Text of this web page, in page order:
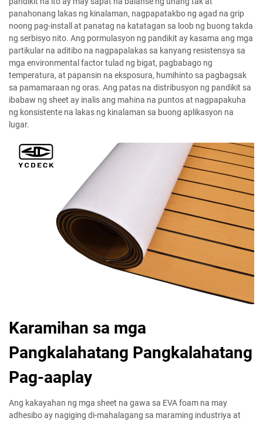
panahonang lakas ng kinalaman, nagpapatakbo ng agad na grip
noong pag-install at panatag na katatagan sa loob ng buong takda
ng serbisyo nito. Ang pormulasyon ng pandikit ay kasama ang mga
partikular na aditibo na nagpapalakas sa kanyang resistensya sa
mga environmental factor tulad ng bigat, pagbabago ng
temperatura, at papansin na eksposura, humihinto sa pagbagsak
sa pamamaraan ng oras. Ang patas na distribusyon ng pandikit sa
ibabaw ng sheet ay inalis ang mahina na puntos at nagpapakuha
ng konsistente na lakas ng kinalaman sa buong aplikasyon na
lugar.
Karamihan sa mga
Pangkalahatang Pangkalahatang
Pag-aaplay
Ang kakayahan ng mga sheet na gawa sa EVA foam na may
adhesibo ay nagiging di-mahalagang sa maraming industriya at